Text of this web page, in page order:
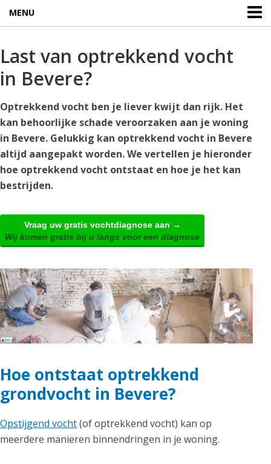
MENU
Last van optrekkend vocht
in Bevere?
Optrekkend vocht ben je liever kwijt dan rijk. Het
kan behoorlijke schade veroorzaken aan je woning
in Bevere. Gelukkig kan optrekkend vocht in Bevere
altijd aangepakt worden. We vertellen je hieronder
hoe optrekkend vocht ontstaat en hoe je het kan
bestrijden.
Vraag uw gratis vochtdiagnose aan →
Wij komen gratis bij u langs voor een diagnose
Hoe ontstaat optrekkend
grondvocht in Bevere?
Opstijgend vocht(of optrekkend vocht) kan op
meerdere manieren binnendringen in je woning.